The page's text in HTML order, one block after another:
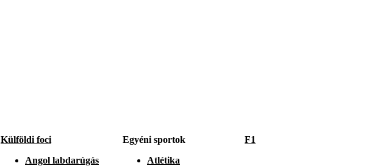
Külföldi foci
Angol labdarúgás
Egyéni sportok
Atlétika
F1